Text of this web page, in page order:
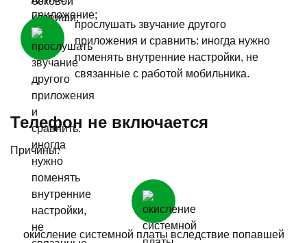
прослушать звучание другого
приложения и сравнить: иногда нужно
поменять внутренние настройки, не
связанные с работой мобильника.
Телефон не включается
Причины:
окисление системной платы вследствие попавшей